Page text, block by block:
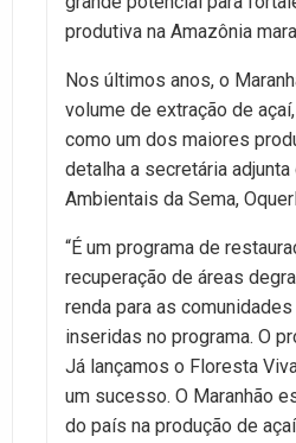
produtiva na Amazônia
Nos últimos anos, o
volume de extração de
como um dos maiores
detalha a secretária
Ambientais da Sema,
“É um programa de
recuperação de áreas
renda para as
inseridas no programa. O
Já lançamos o Floresta
um sucesso. O Maranhão
do país na produção de